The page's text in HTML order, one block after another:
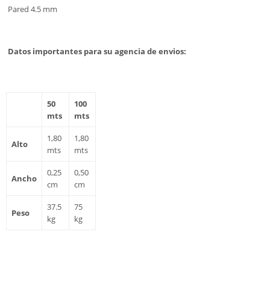
Pared 4.5 mm
Datos importantes para su agencia de envios:
50
mts
100
mts
Alto
1,80
mts
1,80
mts
Ancho
0,25
cm
0,50
cm
Peso
37.5
kg
75
kg